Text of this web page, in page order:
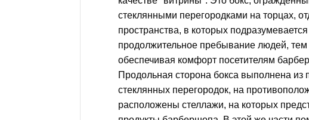
стеклянными перегородками на торцах,
пространства, в которых подразумевается
продолжительное пребывание людей,
обеспечивая комфорт посетителям
Продольная сторона бокса выполнена из
стеклянных перегородок, на
расположены стеллажи, на которых